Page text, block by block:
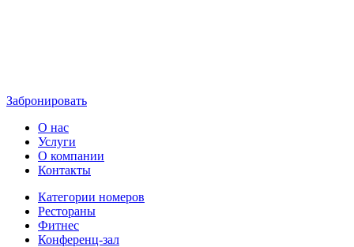
Забронировать
О нас
Услуги
О компании
Контакты
Категории номеров
Рестораны
Фитнес
Конференц-зал